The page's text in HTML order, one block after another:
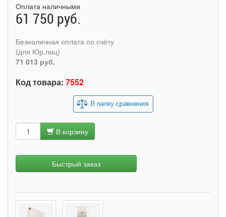
Оплата наличными
61 750 руб.
Безналичная оплата по счёту
(для Юр.лиц)
71 013 руб.
Код товара: 7552
В корзину
Быстрый заказ